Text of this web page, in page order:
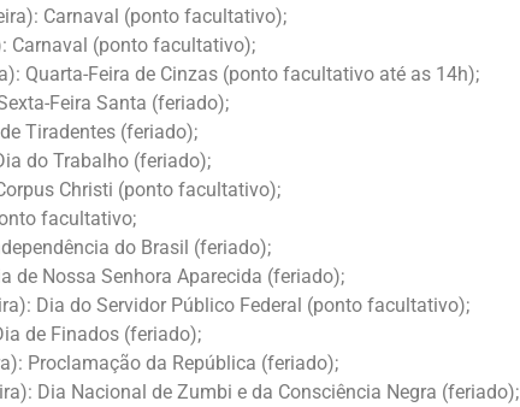
Carnaval (ponto facultativo);
Carnaval (ponto facultativo);
Quarta-Feira de Cinzas (ponto facultativo até as 14h);
Feira Santa (feriado);
Tiradentes (feriado);
do Trabalho (feriado);
Christi (ponto facultativo);
facultativo;
do Brasil (feriado);
de Nossa Senhora Aparecida (feriado);
Dia do Servidor Público Federal (ponto facultativo);
de Finados (feriado);
Proclamação da República (feriado);
Dia Nacional de Zumbi e da Consciência Negra (feriado);